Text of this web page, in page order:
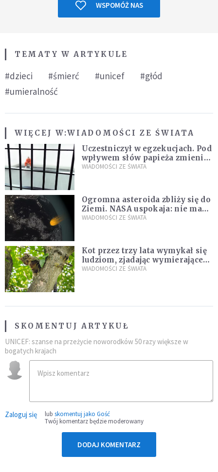
WSPOMÓŻ NAS
TEMATY W ARTYKULE
#dzieci #śmierć #unicef
#głód
#umieralność
WIĘCEJ W:WIADOMOŚCI ZE ŚWIATA
Uczestniczył w egzekucjach. Pod
wpływem słów papieża zmienił
zdanie
WIADOMOŚCI ZE ŚWIATA
Ogromna asteroida zbliży się do
Ziemi. NASA uspokaja: nie ma
zagrożenia
WIADOMOŚCI ZE ŚWIATA
Kot przez trzy lata wymykał się
ludziom, zjadając wymierające
kaczki. W końcu popełnił
WIADOMOŚCI ZE ŚWIATA
SKOMENTUJ ARTYKUŁ
UNICEF: szanse na przeżycie noworodków 50 razy większe w
bogatych krajach
Zaloguj się lub skomentuj jako Gość
Twój komentarz będzie moderowany
DODAJ KOMENTARZ